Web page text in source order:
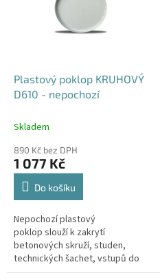
Plastový poklop KRUHOVÝ
D610 - nepochozí
Skladem
890 Kč bez DPH
1 077 Kč
Do košíku
Nepochozí plastový
poklop slouží k zakrytí
betonových skruží, studen,
technických šachet, vstupů do
sklepa, nádrží, jímek, septiků